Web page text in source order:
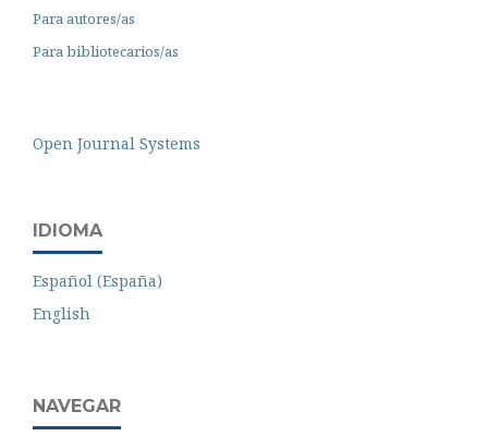
Para autores/as
Para bibliotecarios/as
Open Journal Systems
IDIOMA
Español (España)
English
NAVEGAR